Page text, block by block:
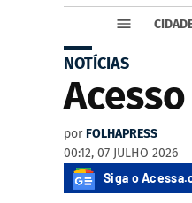
NOTÍCIAS
por FOLHAPRESS
00:12, 07 JULHO 2026
Siga o